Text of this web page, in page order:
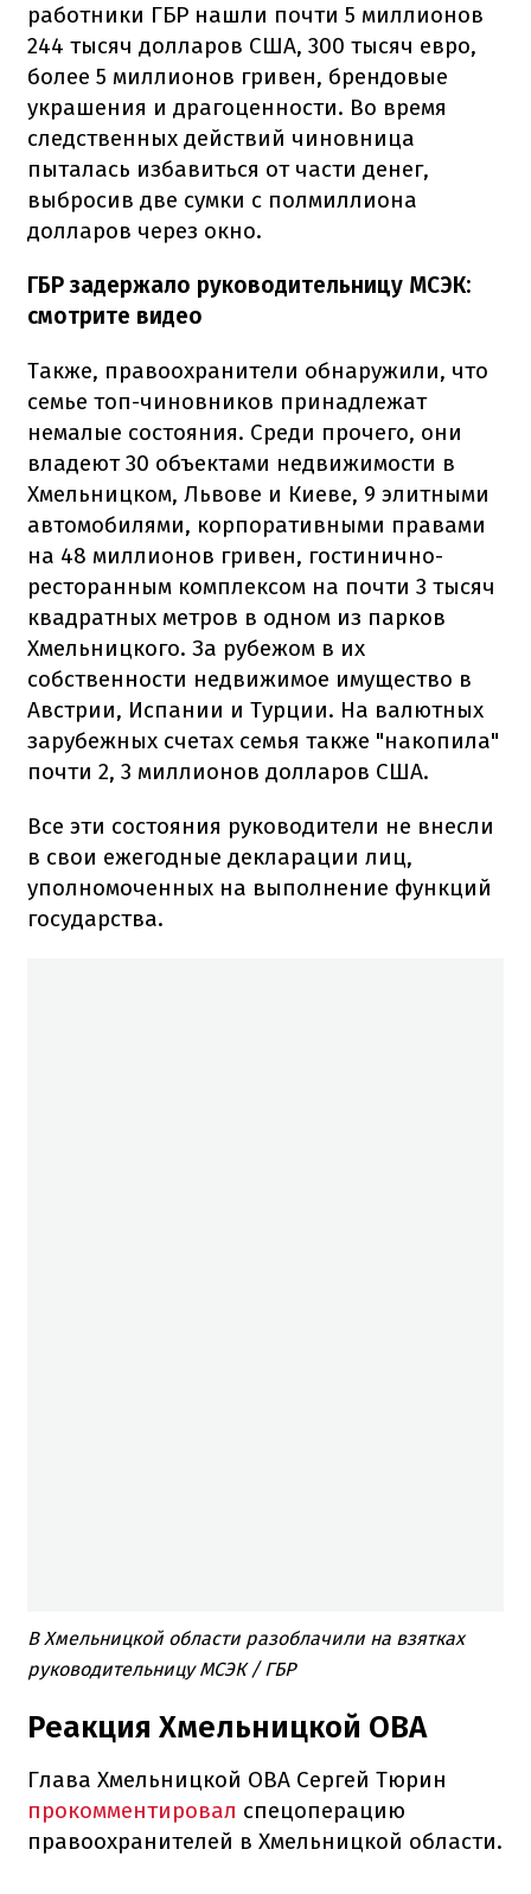
работники ГБР нашли почти 5 миллионов
244 тысяч долларов США, 300 тысяч евро,
более 5 миллионов гривен, брендовые
украшения и драгоценности. Во время
следственных действий чиновница
пыталась избавиться от части денег,
выбросив две сумки с полмиллиона
долларов через окно.
ГБР задержало руководительницу МСЭК:
смотрите видео
Также, правоохранители обнаружили, что
семье топ-чиновников принадлежат
немалые состояния. Среди прочего, они
владеют 30 объектами недвижимости в
Хмельницком, Львове и Киеве, 9 элитными
автомобилями, корпоративными правами
на 48 миллионов гривен, гостинично-
ресторанным комплексом на почти 3 тысяч
квадратных метров в одном из парков
Хмельницкого. За рубежом в их
собственности недвижимое имущество в
Австрии, Испании и Турции. На валютных
зарубежных счетах семья также "накопила"
почти 2, 3 миллионов долларов США.
Все эти состояния руководители не внесли
в свои ежегодные декларации лиц,
уполномоченных на выполнение функций
государства.
В Хмельницкой области разоблачили на взятках
руководительницу МСЭК / ГБР
Реакция Хмельницкой ОВА
Глава Хмельницкой ОВА Сергей Тюрин
прокомментировал спецоперацию
правоохранителей в Хмельницкой области.